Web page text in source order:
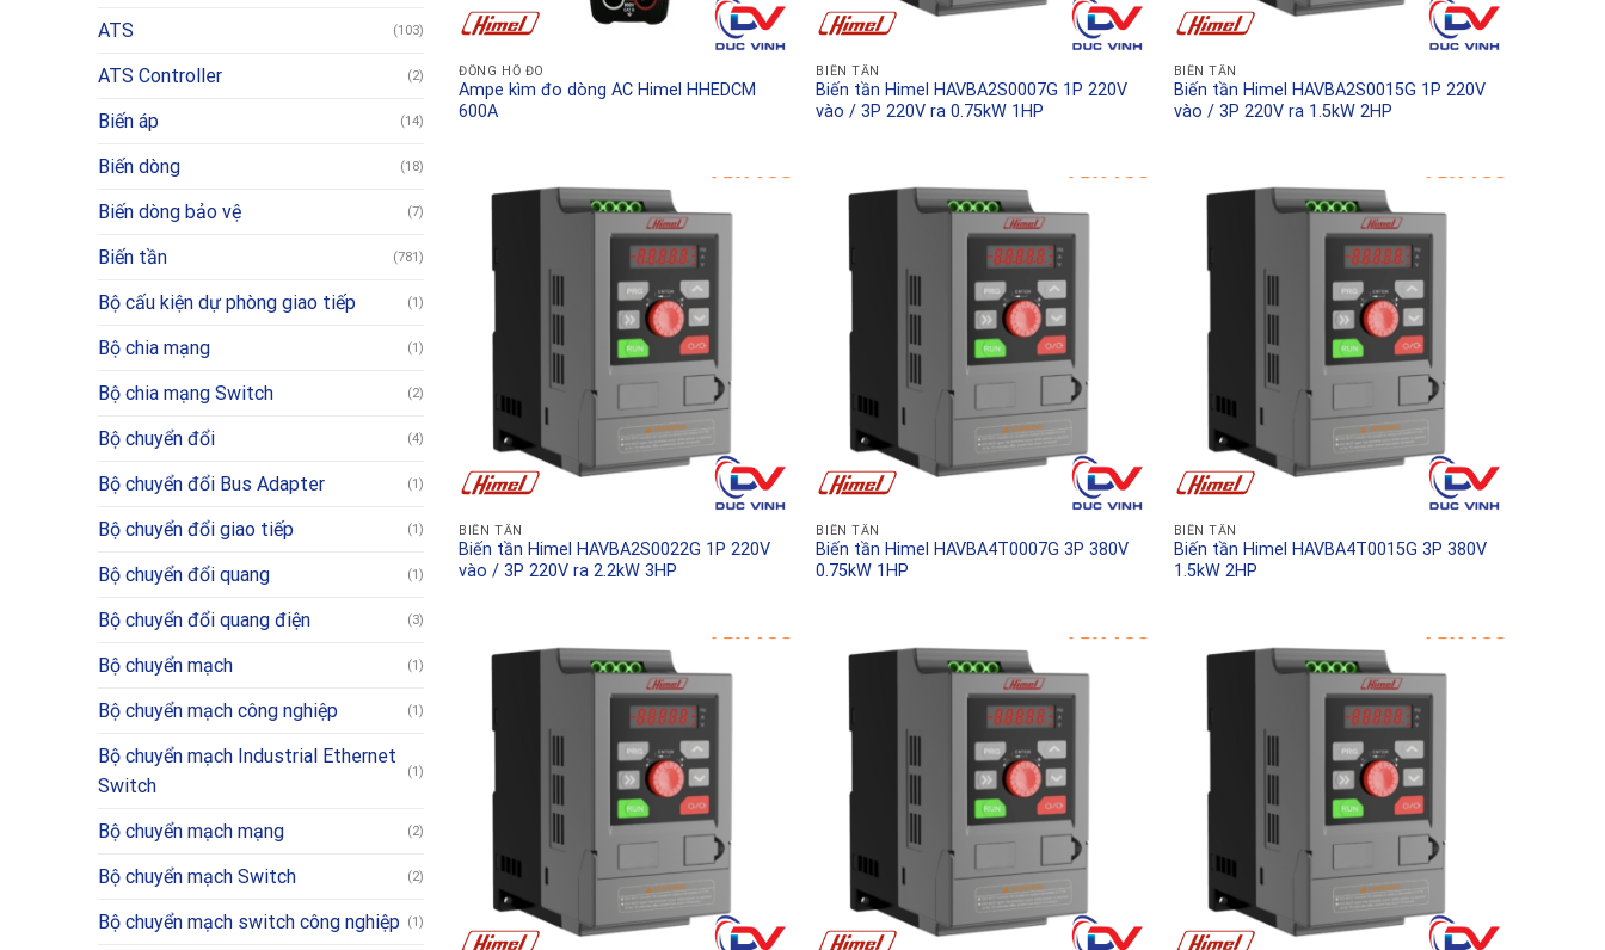
ATS (103)
ATS Controller (2)
Biến áp (14)
Biến dòng (18)
Biến dòng bảo vệ (7)
Biến tần (781)
Bộ cấu kiện dự phòng giao tiếp (1)
Bộ chia mạng (1)
Bộ chia mạng Switch (2)
Bộ chuyển đổi (4)
Bộ chuyển đổi Bus Adapter (1)
Bộ chuyển đổi giao tiếp (1)
Bộ chuyển đổi quang (1)
Bộ chuyển đổi quang điện (3)
Bộ chuyển mạch (1)
Bộ chuyển mạch công nghiệp (1)
Bộ chuyển mạch Industrial Ethernet
Switch
(1)
Bộ chuyển mạch mạng (2)
Bộ chuyển mạch Switch (2)
Bộ chuyển mạch switch công nghiệp (1)
ĐỒNG HỒ ĐO
Ampe kìm đo dòng AC Himel HHEDCM
600A
BIẾN TẦN
Biến tần Himel HAVBA2S0007G 1P 220V
vào / 3P 220V ra 0.75kW 1HP
BIẾN TẦN
Biến tần Himel HAVBA2S0015G 1P 220V
vào / 3P 220V ra 1.5kW 2HP
BIẾN TẦN
Biến tần Himel HAVBA2S0022G 1P 220V
vào / 3P 220V ra 2.2kW 3HP
BIẾN TẦN
Biến tần Himel HAVBA4T0007G 3P 380V
0.75kW 1HP
BIẾN TẦN
Biến tần Himel HAVBA4T0015G 3P 380V
1.5kW 2HP